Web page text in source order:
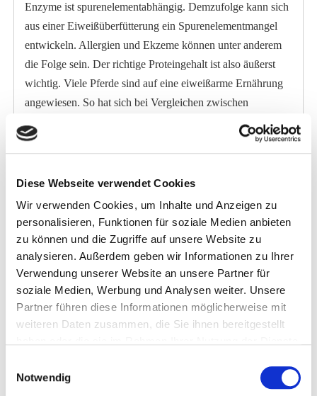
Diese Webseite verwendet Cookies
Wir verwenden Cookies, um Inhalte und Anzeigen zu
personalisieren, Funktionen für soziale Medien anbieten
zu können und die Zugriffe auf unsere Website zu
analysieren. Außerdem geben wir Informationen zu Ihrer
Verwendung unserer Website an unsere Partner für
soziale Medien, Werbung und Analysen weiter. Unsere
Partner führen diese Informationen möglicherweise mit
weiteren Daten zusammen, die Sie ihnen bereitgestellt
Notwendig
Enzyme ist spurenelementabhängig. Demzufolge kann sich
aus einer Eiweißüberfütterung ein Spurenelementmangel
entwickeln. Allergien und Ekzeme können unter anderem
die Folge sein. Der richtige Proteingehalt ist also äußerst
wichtig. Viele Pferde sind auf eine eiweißarme Ernährung
angewiesen. So hat sich bei Vergleichen zwischen
Südpferderassen (Araber, Vollblüter) gezeigt, dass bei
niedgriger liegt. Wissenschaftliche Erkenntnisse und
Frühjahr und Herbst die Pferde oft mit Eiweiß überversorgt
sind. Eiweißarmes, rohfaserreiches Grundfutter kann hier
für Ausgleich sorgen. Leider kommt es bei einigen Pferden
zu Unverträglichkeiten gegenüber bestimmten Wirkstoffen
in Kräutern. Manche Pferde fressen Kräuter nur ungern, so
dass sie ein Kräuterfutter verschmähen. PRE ALPIN
PROTEIN LIGHT FLAKES ist ein Grundfutter mit einem
Es besteht aus besonders proteinarmen Gräsern und wird